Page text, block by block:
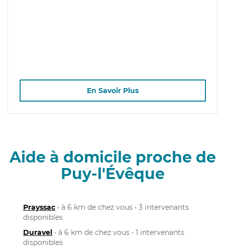
En Savoir Plus
Aide à domicile proche de
Puy-l'Évêque
Prayssac • à 6 km de chez vous • 3 intervenants
disponibles
Duravel • à 6 km de chez vous • 1 intervenants
disponibles